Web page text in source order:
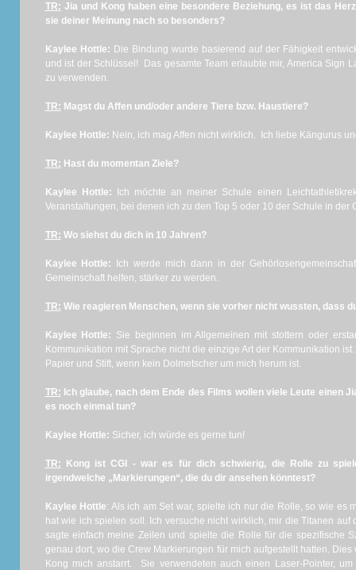
TR: Jia und Kong haben eine besondere Beziehung, es ist das
sie deiner Meinung nach so besonders?
Kaylee Hottle: Die Bindung wurde basierend auf der Fähigkeit
und ist der Schlüssel! Das gesamte Team erlaubte mir, America Sign
zu verwenden.
TR: Magst du Affen und/oder andere Tiere bzw. Haustiere?
Kaylee Hottle: Nein, ich mag Affen nicht wirklich. Ich liebe Kängurus
TR: Hast du momentan Ziele?
Kaylee Hottle:
Ich möchte an meiner Schule einen
Veranstaltungen, bei denen ich zu den Top 5 oder 10 der Schule in der
TR: Wo siehst du dich in 10 Jahren?
Kaylee Hottle:
Ich werde mich dann in der
Gemeinschaft helfen, stärker zu werden.
TR: Wie reagieren Menschen, wenn sie vorher nicht wussten, dass
Kaylee Hottle: Sie beginnen im Allgemeinen mit stottern oder
Kommunikation mit Sprache nicht die einzige Art der Kommunikation
Papier und Stift, wenn kein Dolmetscher um mich herum ist.
TR: Ich glaube, nach dem Ende des Films wollen viele Leute einen
es noch einmal tun?
Kaylee Hottle: Sicher, ich würde es gerne tun!
TR: Kong ist CGI - war es für dich schwierig, die Rolle zu
irgendwelche „Markierungen“, die du dir ansehen könntest?
Kaylee Hottle: Als ich am Set war, spielte ich nur die Rolle, so wie es
hat wie ich spielen soll. Ich versuche nicht wirklich, mir die Titanen
sagte einfach meine Zeilen und spielte die Rolle für die spezifische
genau dort, wo die Crew Markierungen für mich aufgestellt hatten.
Kong mich anstarrt. Sie verwendeten auch einen Laser-Pointer,